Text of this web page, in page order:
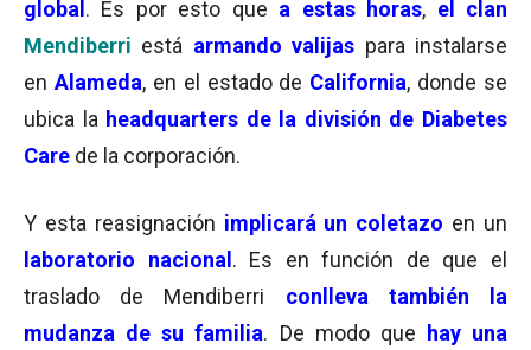
global . Es por esto que a estas horas, el clan
Mendiberri está armando valijas para instalarse
en Alameda, en el estado de California, donde se
ubica la headquarters de la división de Diabetes
Care de la corporación.
Y esta reasignación implicará un coletazo en un
laboratorio nacional . Es en función de que el
traslado de Mendiberri conlleva también la
mudanza de su familia. De modo que
hay una